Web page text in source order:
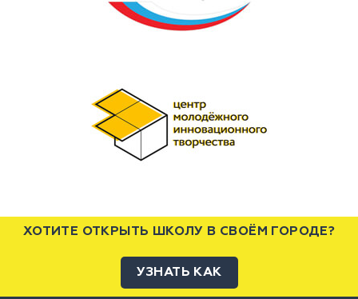
ХОТИТЕ ОТКРЫТЬ ШКОЛУ В СВОЁМ ГОРОДЕ?
УЗНАТЬ КАК